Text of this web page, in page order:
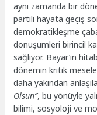
aynı zamanda bir
partili hayata geçiş
demokratikleşme
dönüşümleri birincil
sağlıyor. Bayar’ın
dönemin kritik
daha yakından
Olsun”, bu yönüyle
bilimi, sosyoloji ve